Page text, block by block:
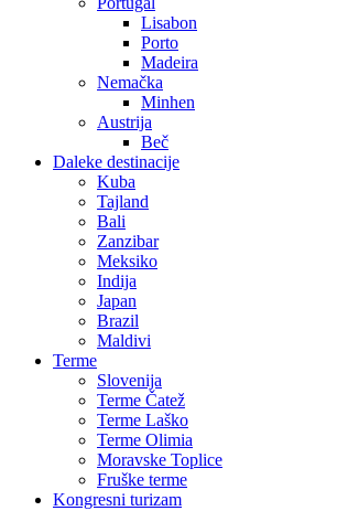
Lisabon
Porto
Madeira
Nemačka
Minhen
Austrija
Beč
Daleke destinacije
Kuba
Tajland
Bali
Zanzibar
Meksiko
Indija
Japan
Brazil
Maldivi
Terme
Slovenija
Terme Čatež
Terme Laško
Terme Olimia
Moravske Toplice
Fruške terme
Kongresni turizam